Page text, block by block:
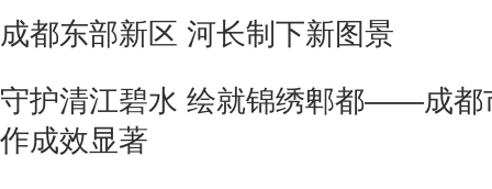
成都东部新区 河长制下新图景
守护清江碧水 绘就锦绣郫都——成都
作成效显著